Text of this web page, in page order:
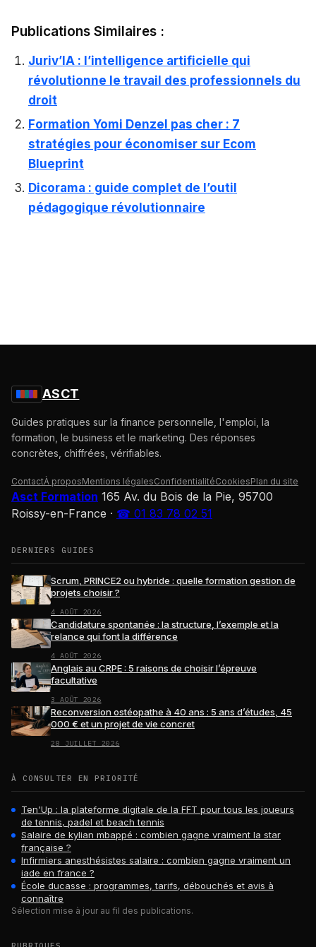
Publications Similaires :
Juriv’IA : l’intelligence artificielle qui
révolutionne le travail des professionnels du
droit
Formation Yomi Denzel pas cher : 7
stratégies pour économiser sur Ecom
Blueprint
Dicorama : guide complet de l’outil
pédagogique révolutionnaire
ASCT
Guides pratiques sur la finance personnelle, l'emploi, la
formation, le business et le marketing. Des réponses
concrètes, chiffrées, vérifiables.
ContactÀ proposMentions légalesConfidentialitéCookiesPlan du site
Asct Formation 165 Av. du Bois de la Pie, 95700
Roissy-en-France · ☎ 01 83 78 02 51
DERNIERS GUIDES
Scrum, PRINCE2 ou hybride : quelle formation gestion de
projets choisir ?
4 AOÛT 2026
Candidature spontanée : la structure, l’exemple et la
relance qui font la différence
4 AOÛT 2026
Anglais au CRPE : 5 raisons de choisir l’épreuve
facultative
3 AOÛT 2026
Reconversion ostéopathe à 40 ans : 5 ans d’études, 45
000 € et un projet de vie concret
28 JUILLET 2026
À CONSULTER EN PRIORITÉ
Ten'Up : la plateforme digitale de la FFT pour tous les joueurs
de tennis, padel et beach tennis
Salaire de kylian mbappé : combien gagne vraiment la star
française ?
Infirmiers anesthésistes salaire : combien gagne vraiment un
iade en france ?
École ducasse : programmes, tarifs, débouchés et avis à
connaître
Sélection mise à jour au fil des publications.